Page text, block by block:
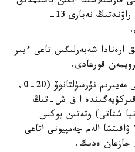
تانىتىپ، كەزدەسۋدى ءبىرىنشى راۋندتىڭ نەبارى 13-
ارەنادا شەبەرلىگىن تاعى ءبىر
قورعادى.
قازاقستاندىق كاسىپقوي بوكسشى مەيىرىم نۇرسۇلتانوۆ (20-0,
و) 2026 -جىلدىڭ 19-قىركۇيەگىندە ا ق ش-تىڭ
شتاتى) وتەتىن بوكس
كەشىندە ورتا سالماقتاعى WBC ۋاقىتشا الەم چەمپيونى اتاعى
جازعان ەدىك.